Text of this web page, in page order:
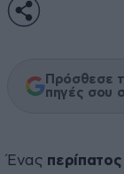
Πρόσθεσε
πηγές σου
Ένας περίπατος